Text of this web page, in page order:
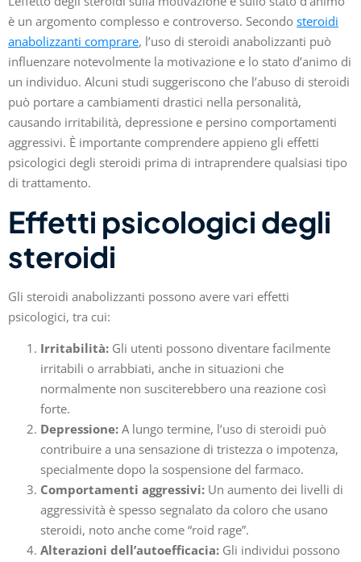
è un argomento complesso e controverso. Secondo steroidi
anabolizzanti comprare, l’uso di steroidi anabolizzanti può
influenzare notevolmente la motivazione e lo stato d’animo di
un individuo. Alcuni studi suggeriscono che l’abuso di steroidi
può portare a cambiamenti drastici nella personalità,
causando irritabilità, depressione e persino comportamenti
aggressivi. È importante comprendere appieno gli effetti
psicologici degli steroidi prima di intraprendere qualsiasi tipo
di trattamento.
Effetti psicologici degli
steroidi
Gli steroidi anabolizzanti possono avere vari effetti
psicologici, tra cui:
Irritabilità: Gli utenti possono diventare facilmente
irritabili o arrabbiati, anche in situazioni che
normalmente non susciterebbero una reazione così
forte.
Depressione: A lungo termine, l’uso di steroidi può
contribuire a una sensazione di tristezza o impotenza,
specialmente dopo la sospensione del farmaco.
Comportamenti aggressivi: Un aumento dei livelli di
aggressività è spesso segnalato da coloro che usano
steroidi, noto anche come “roid rage”.
Alterazioni dell’autoefficacia: Gli individui possono